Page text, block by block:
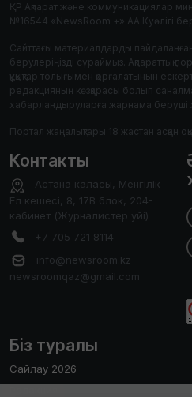
ҚР Ақпарат және коммуникациялар
№16544 «NewsRoom +» АА Куәлігі
Сайттағы материалдарды
берулеріңізді сұраймыз. Ақпараттық
құқықтар толығымен қорғалатынын
редакцияның көзқарасы болып
хабарландыруларға жарнама беруші
Портал жаңалықтары 18 жастан асқан
Контакты
Астана каласы, Менгілік
Ел кешесі, 8, 17В блок, 204-
кабинет (Журналистер уйі)
+7 705 721 8114
info@newsroom.kz
newsroomqaz@gmail.com
Біз туралы
Сайлау 2026